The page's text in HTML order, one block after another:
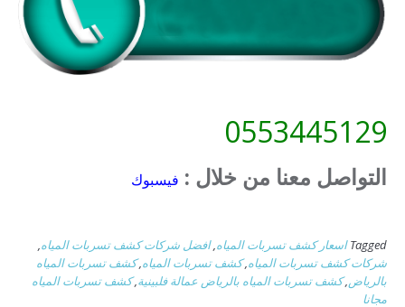
0553445129
التواصل معنا من خلال : فيسبوك
Tagged اسعار كشف تسربات المياه,افضل شركات كشف تسربات المياه,
شركات كشف تسربات المياه,كشف تسربات المياه,كشف تسربات المياه
بالرياض,كشف تسربات المياه بالرياض عمالة فلبينية,كشف تسربات المياه
مجانا